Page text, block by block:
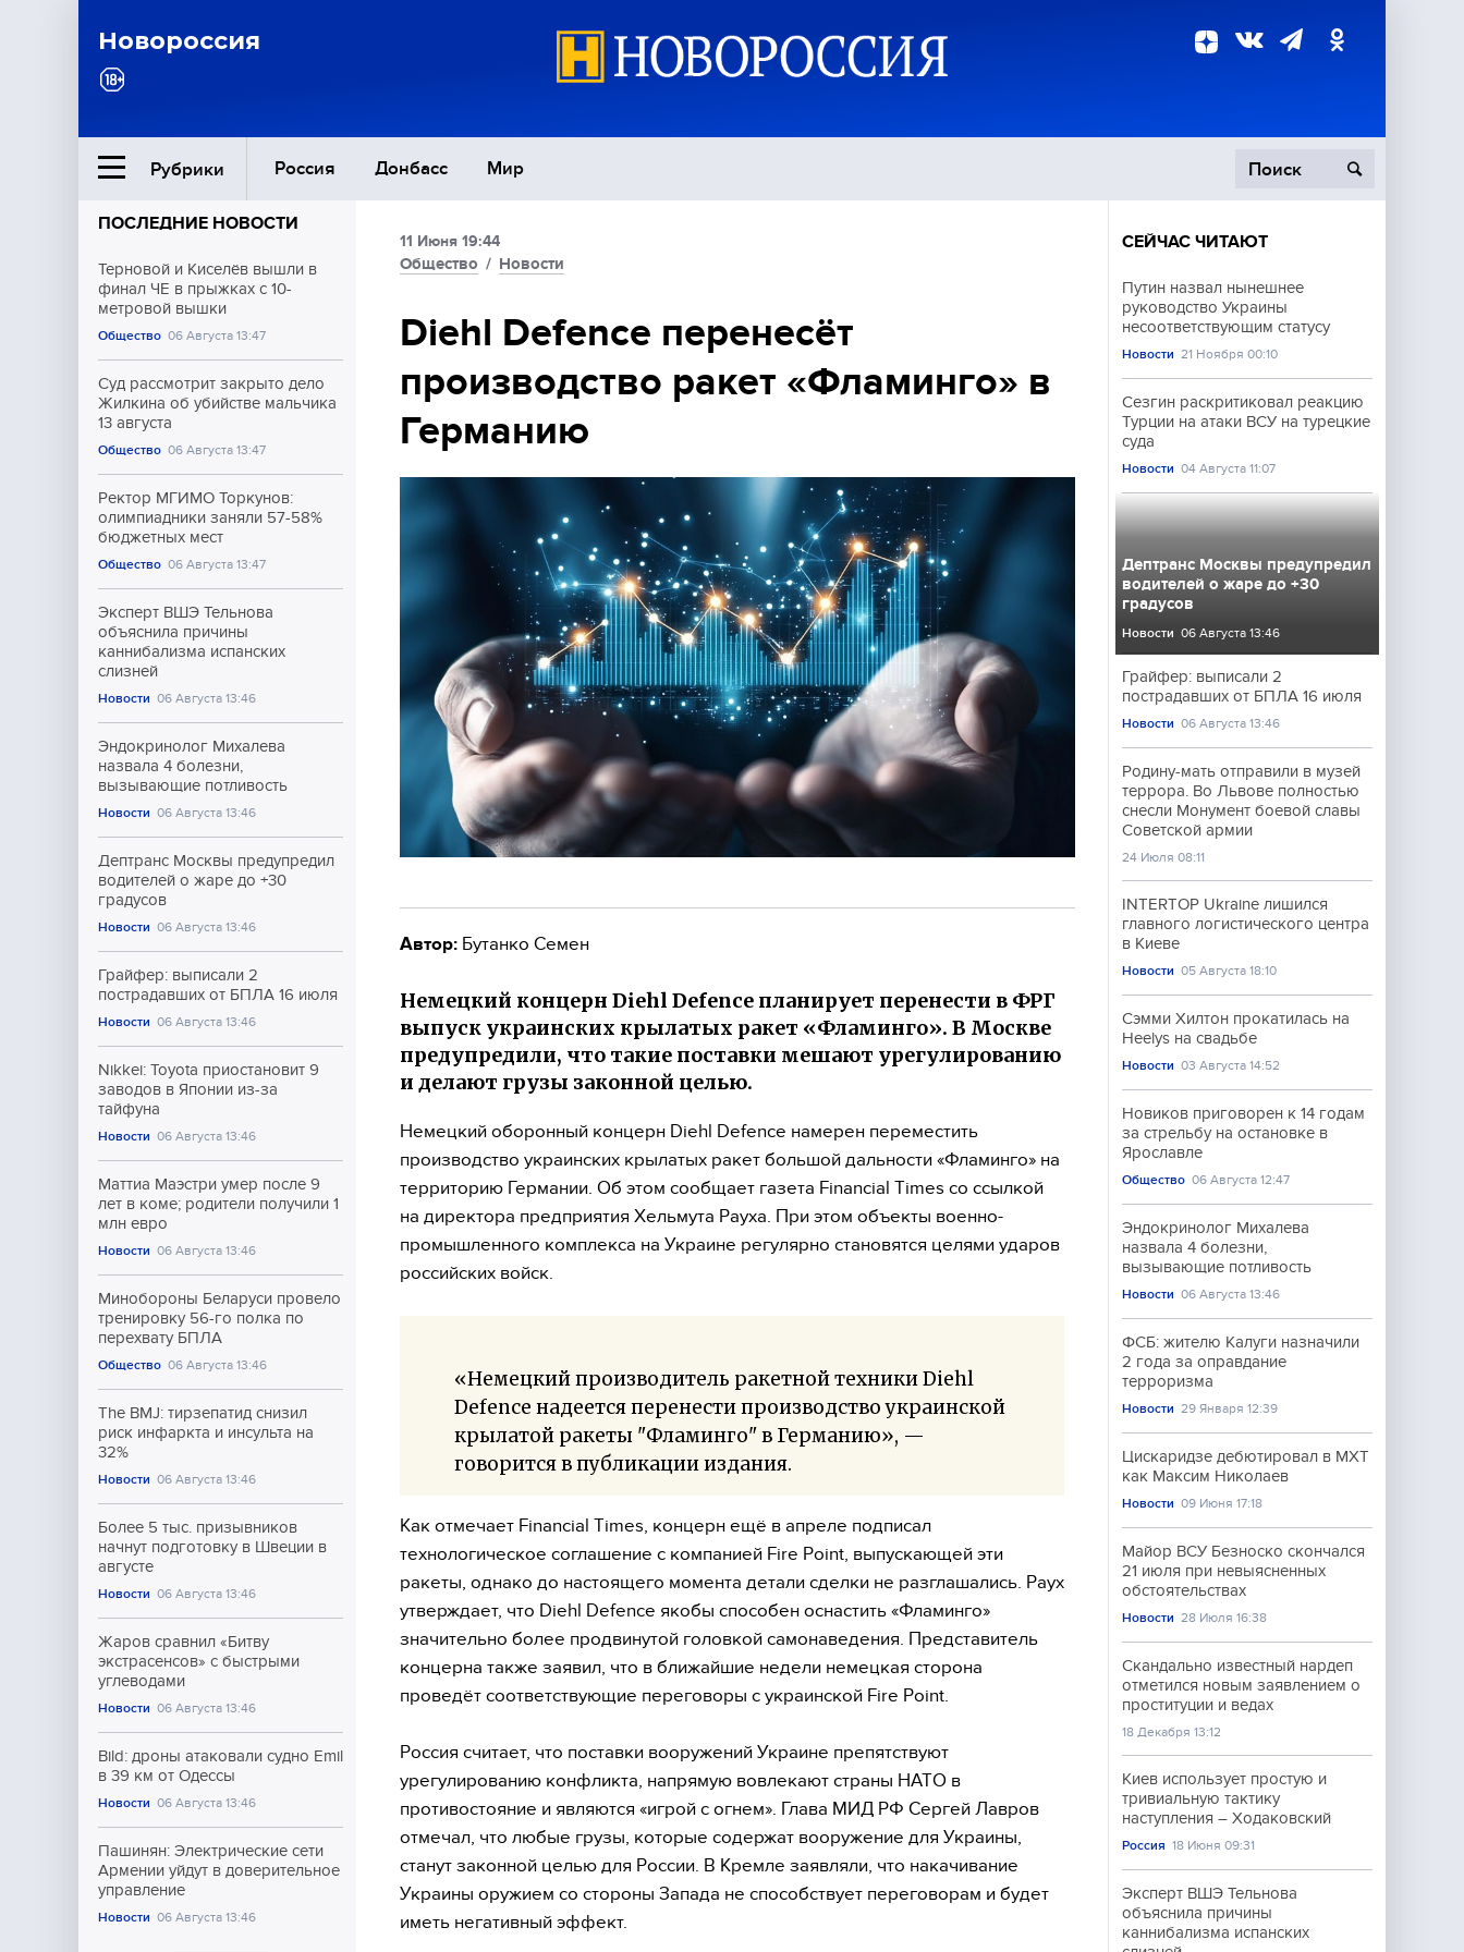
Новороссия
Рубрики Россия Донбасс Мир
Ближний Восток Политика
Общество
Экономика
Происшествия
Культура
Спорт
ПОСЛЕДНИЕ НОВОСТИ
Терновой и Киселёв вышли в
финал ЧЕ в прыжках с 10-
метровой вышки
Общество 06 Августа 13:47
Суд рассмотрит закрыто дело
Жилкина об убийстве мальчика
13 августа
Общество 06 Августа 13:47
Ректор МГИМО Торкунов:
олимпиадники заняли 57-58%
бюджетных мест
Общество 06 Августа 13:47
Эксперт ВШЭ Тельнова
объяснила причины
каннибализма испанских
слизней
Новости 06 Августа 13:46
Эндокринолог Михалева
назвала 4 болезни,
вызывающие потливость
Новости 06 Августа 13:46
Дептранс Москвы предупредил
водителей о жаре до +30
градусов
Новости 06 Августа 13:46
Грайфер: выписали 2
пострадавших от БПЛА 16 июля
Новости 06 Августа 13:46
Nikkei: Toyota приостановит 9
заводов в Японии из-за
тайфуна
Новости 06 Августа 13:46
Маттиа Маэстри умер после 9
лет в коме; родители получили 1
млн евро
Новости 06 Августа 13:46
Минобороны Беларуси провело
тренировку 56-го полка по
перехвату БПЛА
Общество 06 Августа 13:46
The BMJ: тирзепатид снизил
риск инфаркта и инсульта на
32%
Новости 06 Августа 13:46
Более 5 тыс. призывников
начнут подготовку в Швеции в
августе
Новости 06 Августа 13:46
Жаров сравнил «Битву
экстрасенсов» с быстрыми
углеводами
Новости 06 Августа 13:46
Bild: дроны атаковали судно Emil
в 39 км от Одессы
Новости 06 Августа 13:46
Пашинян: Электрические сети
Армении уйдут в доверительное
управление
Новости 06 Августа 13:46
11 Июня 19:44
Общество / Новости
Diehl Defence перенесёт
производство ракет «Фламинго» в
Германию
Автор: Бутанко Семен
Немецкий концерн Diehl Defence планирует перенести в ФРГ
выпуск украинских крылатых ракет «Фламинго». В Москве
предупредили, что такие поставки мешают урегулированию
и делают грузы законной целью.
Немецкий оборонный концерн Diehl Defence намерен переместить
производство украинских крылатых ракет большой дальности «Фламинго» на
территорию Германии. Об этом сообщает газета Financial Times со ссылкой
на директора предприятия Хельмута Рауха. При этом объекты военно-
промышленного комплекса на Украине регулярно становятся целями ударов
российских войск.
«Немецкий производитель ракетной техники Diehl
Defence надеется перенести производство украинской
крылатой ракеты "Фламинго" в Германию», —
говорится в публикации издания.
Как отмечает Financial Times, концерн ещё в апреле подписал
технологическое соглашение с компанией Fire Point, выпускающей эти
ракеты, однако до настоящего момента детали сделки не разглашались. Раух
утверждает, что Diehl Defence якобы способен оснастить «Фламинго»
значительно более продвинутой головкой самонаведения. Представитель
концерна также заявил, что в ближайшие недели немецкая сторона
проведёт соответствующие переговоры с украинской Fire Point.
Россия считает, что поставки вооружений Украине препятствуют
урегулированию конфликта, напрямую вовлекают страны НАТО в
противостояние и являются «игрой с огнем». Глава МИД РФ Сергей Лавров
отмечал, что любые грузы, которые содержат вооружение для Украины,
станут законной целью для России. В Кремле заявляли, что накачивание
Украины оружием со стороны Запада не способствует переговорам и будет
иметь негативный эффект.
СЕЙЧАС ЧИТАЮТ
Путин назвал нынешнее
руководство Украины
несоответствующим статусу
Новости 21 Ноября 00:10
Сезгин раскритиковал реакцию
Турции на атаки ВСУ на турецкие
суда
Новости 04 Августа 11:07
Дептранс Москвы предупредил
водителей о жаре до +30
градусов
Новости 06 Августа 13:46
Грайфер: выписали 2
пострадавших от БПЛА 16 июля
Новости 06 Августа 13:46
Родину-мать отправили в музей
террора. Во Львове полностью
снесли Монумент боевой славы
Советской армии
24 Июля 08:11
INTERTOP Ukraine лишился
главного логистического центра
в Киеве
Новости 05 Августа 18:10
Сэмми Хилтон прокатилась на
Heelys на свадьбе
Новости 03 Августа 14:52
Новиков приговорен к 14 годам
за стрельбу на остановке в
Ярославле
Общество 06 Августа 12:47
Эндокринолог Михалева
назвала 4 болезни,
вызывающие потливость
Новости 06 Августа 13:46
ФСБ: жителю Калуги назначили
2 года за оправдание
терроризма
Новости 29 Января 12:39
Цискаридзе дебютировал в МХТ
как Максим Николаев
Новости 09 Июня 17:18
Майор ВСУ Безноско скончался
21 июля при невыясненных
обстоятельствах
Новости 28 Июля 16:38
Скандально известный нардеп
отметился новым заявлением о
проституции и ведах
18 Декабря 13:12
Киев использует простую и
тривиальную тактику
наступления – Ходаковский
Россия 18 Июня 09:31
Эксперт ВШЭ Тельнова
объяснила причины
каннибализма испанских